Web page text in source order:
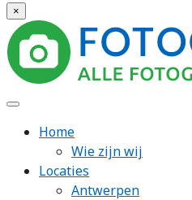
×
Home
Wie zijn wij
Locaties
Antwerpen